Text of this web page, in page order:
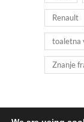
Renault
toaletna
Znanje